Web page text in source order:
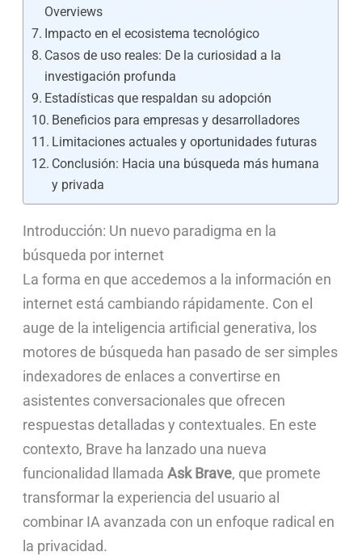
Overviews
Impacto en el ecosistema tecnológico
Casos de uso reales: De la curiosidad a la
investigación profunda
Estadísticas que respaldan su adopción
Beneficios para empresas y desarrolladores
Limitaciones actuales y oportunidades futuras
Conclusión: Hacia una búsqueda más humana
y privada
Introducción: Un nuevo paradigma en la
búsqueda por internet
La forma en que accedemos a la información en
internet está cambiando rápidamente. Con el
auge de la inteligencia artificial generativa, los
motores de búsqueda han pasado de ser simples
indexadores de enlaces a convertirse en
asistentes conversacionales que ofrecen
respuestas detalladas y contextuales. En este
contexto, Brave ha lanzado una nueva
funcionalidad llamadaAsk Brave, que promete
transformar la experiencia del usuario al
combinar IA avanzada con un enfoque radical en
la privacidad.